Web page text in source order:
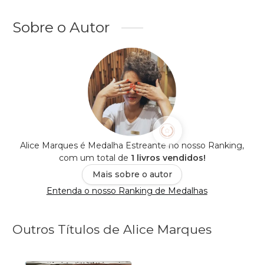
Sobre o Autor
Alice Marques é Medalha Estreante no nosso Ranking,
com um total de 1 livros vendidos!
Mais sobre o autor
Entenda o nosso Ranking de Medalhas
Outros Títulos de Alice Marques